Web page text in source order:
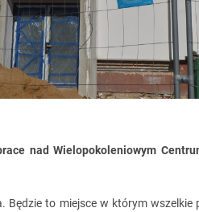
nad Wielopokoleniowym
to miejsce w którym wszelkie